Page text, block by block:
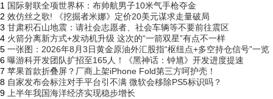
1 国际射联全项世界杯：布帅航男子10米气手枪夺金
2 效仿丝之歌! 《挖掘者米娜》定价20美元谋求走量破局
3 甘肃积石山地震：请社会志愿者、社会车辆等不要前往震区
4 火箭分离新方式+发动机升级 这次的“一箭双星”有点不一样
5 一张图：2026年8月3日黄金原油外汇股指“枢纽点+多空持仓信号”一览
6 曝游科开发团队扩招至165人！《黑神话：钟馗》开发进度提速
7 苹果首款折叠屏？厂商上架iPhone Fold第三方呵护壳！
8 自家发布会标注对手平台引不满 微软会移除PS5标识吗？
9 上半年我国海洋经济实现稳步增长